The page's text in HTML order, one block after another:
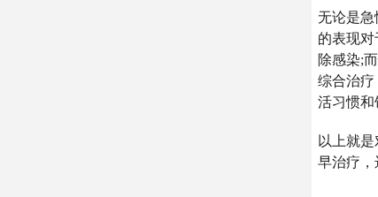
无论是急
的表现
除感染;
综合治疗
活习惯和
以上就
早治疗，